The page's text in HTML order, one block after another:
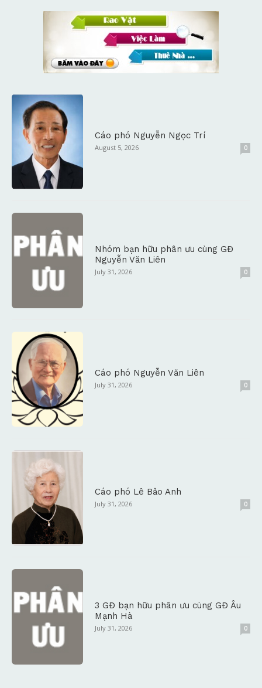
Cáo phó Nguyễn Ngọc Trí
August 5, 2026 0
Nhóm bạn hữu phân ưu cùng GĐ
Nguyễn Văn Liên
July 31, 2026 0
Cáo phó Nguyễn Văn Liên
July 31, 2026 0
Cáo phó Lê Bảo Anh
July 31, 2026 0
3 GĐ bạn hữu phân ưu cùng GĐ Âu
Mạnh Hà
July 31, 2026 0